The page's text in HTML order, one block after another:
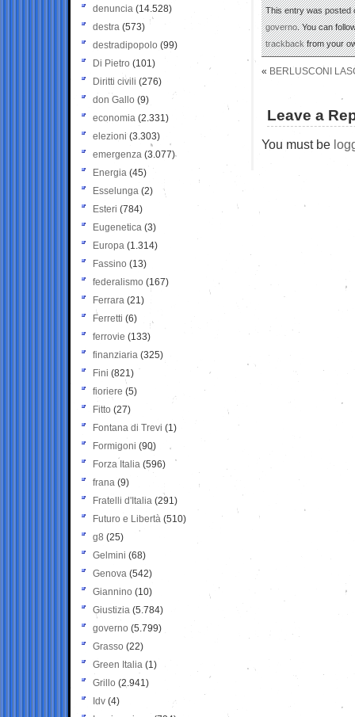
This entry was posted
governo. You can
trackbackfrom your
« BERLUSCONI
Leave a
You must be
denuncia (14.528)
destra (573)
destradipopolo (99)
Di Pietro (101)
Diritti civili (276)
don Gallo (9)
economia (2.331)
elezioni (3.303)
emergenza (3.077)
Energia (45)
Esselunga (2)
Esteri (784)
Eugenetica (3)
Europa (1.314)
Fassino (13)
federalismo (167)
Ferrara (21)
Ferretti (6)
ferrovie (133)
finanziaria (325)
Fini (821)
fioriere (5)
Fitto (27)
Fontana di Trevi (1)
Formigoni (90)
Forza Italia (596)
frana (9)
Fratelli d'Italia (291)
Futuro e Libertà (510)
g8 (25)
Gelmini (68)
Genova (542)
Giannino (10)
Giustizia (5.784)
governo (5.799)
Grasso (22)
Green Italia (1)
Grillo (2.941)
Idv (4)